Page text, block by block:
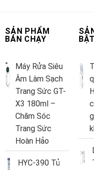
SẢN PHẨM
BÁN CHẠY
Máy Rửa Siêu
Âm Làm Sạch
Trang Sức GT-
X3 180ml –
Chăm Sóc
Trang Sức
Hoàn Hảo
HYC-390 Tủ
BẬT